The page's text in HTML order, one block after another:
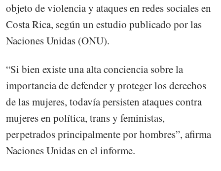
objeto de violencia y ataques en redes sociales en
Costa Rica, según un estudio publicado por las
Naciones Unidas (ONU).
“Si bien existe una alta conciencia sobre la
importancia de defender y proteger los derechos
de las mujeres, todavía persisten ataques contra
mujeres en política, trans y feministas,
perpetrados principalmente por hombres”, afirma
Naciones Unidas en el informe.